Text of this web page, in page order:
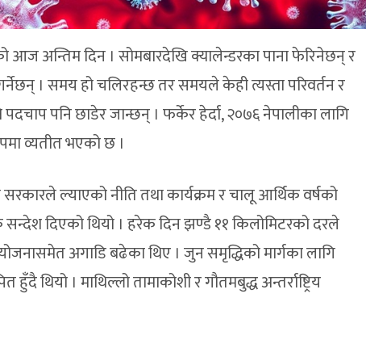
आज अन्तिम दिन । सोमबारदेखि क्यालेन्डरका पाना फेरिनेछन् र
। समय हो चलिरहन्छ तर समयले केही त्यस्ता परिवर्तन र
पनि छाडेर जान्छन् । फर्केर हेर्दा, २०७६ नेपालीका लागि
व्यतीत भएको छ ।
ल्याएको नीति तथा कार्यक्रम र चालू आर्थिक वर्षको
दिएको थियो । हरेक दिन झण्डै ११ किलोमिटरको दरले
अगाडि बढेका थिए । जुन समृद्धिको मार्गका लागि
थियो । माथिल्लो तामाकोशी र गौतमबुद्ध अन्तर्राष्ट्रिय